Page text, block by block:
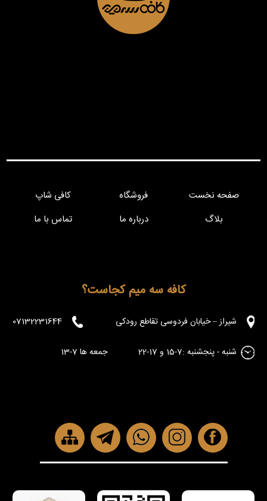
صفحه نخست فروشگاه
کافی شاپ
بلاگ
درباره ما تماس با ما
کافه سه میم کجاست؟
شیراز – خیابان فردوسی تقاطع رودکی 07132231644
شنبه - پنجشنبه :7-15 و 17-22 جمعه ها 7-13